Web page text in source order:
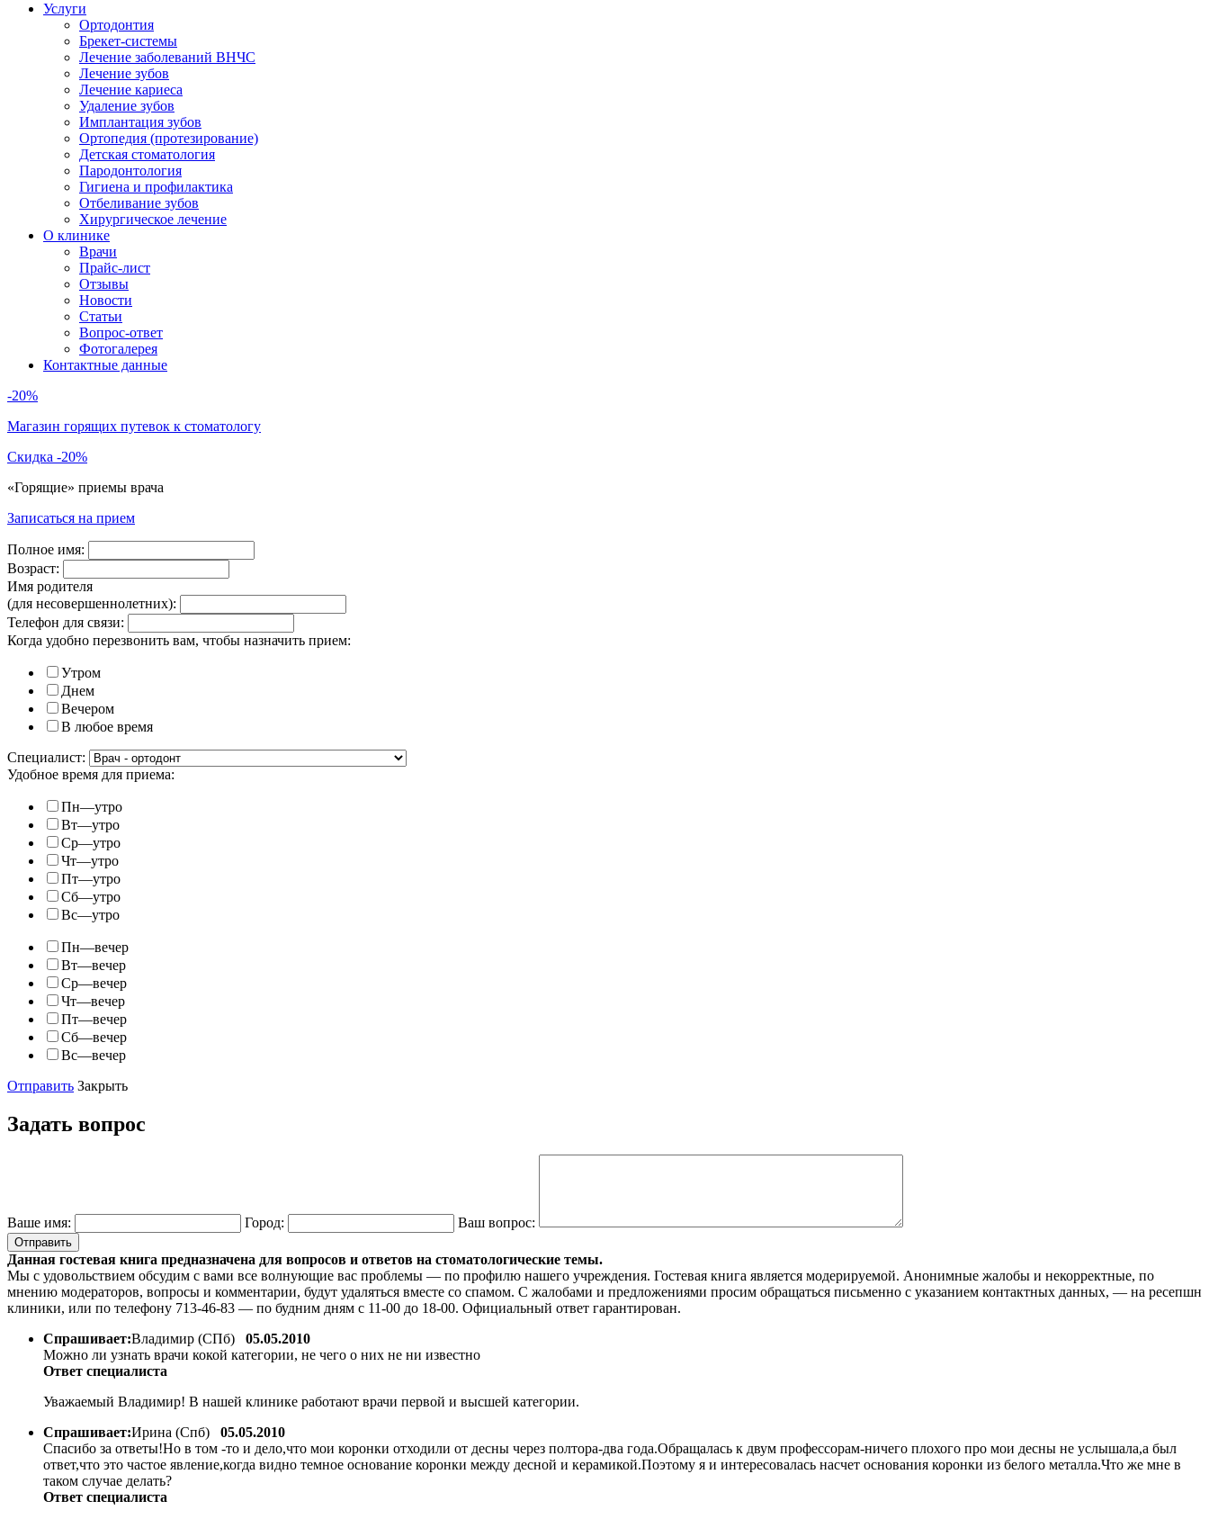
Услуги
Ортодонтия
Брекет-системы
Лечение заболеваний ВНЧС
Лечение зубов
Лечение кариеса
Удаление зубов
Имплантация зубов
Ортопедия (протезирование)
Детская стоматология
Пародонтология
Гигиена и профилактика
Отбеливание зубов
Хирургическое лечение
О клинике
Врачи
Прайс-лист
Отзывы
Новости
Статьи
Вопрос-ответ
Фотогалерея
Контактные данные
-20%
Магазин горящих путевок к стоматологу
Скидка -20%
«Горящие» приемы врача
Записаться на прием
Полное имя:
Возраст:
Имя родителя
(для несовершеннолетних):
Телефон для связи:
Когда удобно перезвонить вам, чтобы назначить прием:
Утром
Днем
Вечером
В любое время
Специалист:
Удобное время для приема:
Пн—утро
Вт—утро
Ср—утро
Чт—утро
Пт—утро
Сб—утро
Вс—утро
Пн—вечер
Вт—вечер
Ср—вечер
Чт—вечер
Пт—вечер
Сб—вечер
Вс—вечер
Отправить Закрыть
Задать вопрос
Ваше имя: Город: Ваш вопрос:
Данная гостевая книга предназначена для вопросов и ответов на стоматологические темы.
Мы с удовольствием обсудим с вами все волнующие вас проблемы — по профилю нашего учреждения. Гостевая книга является модерируемой. Анонимные жалобы и некорректные, по
мнению модераторов, вопросы и комментарии, будут удаляться вместе со спамом. С жалобами и предложениями просим обращаться письменно с указанием контактных данных, — на ресепшн
клиники, или по телефону 713-46-83 — по будним дням с 11-00 до 18-00. Официальный ответ гарантирован.
Спрашивает:Владимир (СПб) 05.05.2010
Можно ли узнать врачи кокой категории, не чего о них не ни известно
Ответ специалиста
Уважаемый Владимир! В нашей клинике работают врачи первой и высшей категории.
Спрашивает:Ирина (Спб) 05.05.2010
Спасибо за ответы!Но в том -то и дело,что мои коронки отходили от десны через полтора-два года.Обращалась к двум профессорам-ничего плохого про мои десны не услышала,а был
ответ,что это частое явление,когда видно темное основание коронки между десной и керамикой.Поэтому я и интересовалась насчет основания коронки из белого металла.Что же мне в
таком случае делать?
Ответ специалиста